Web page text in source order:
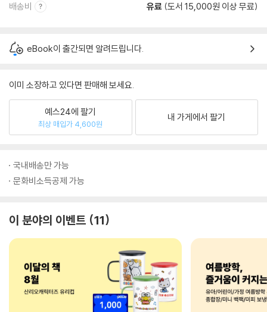
배송비 유료 (도서 15,000원 이상 무료)
eBook이 출간되면 알려드립니다.
이미 소장하고 있다면 판매해 보세요.
예스24에 팔기
최상 매입가 4,600원
내 가게에서 팔기
국내배송만 가능
문화비소득공제 가능
이 분야의 이벤트 11